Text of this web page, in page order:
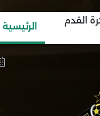
القدم
الرئيسية